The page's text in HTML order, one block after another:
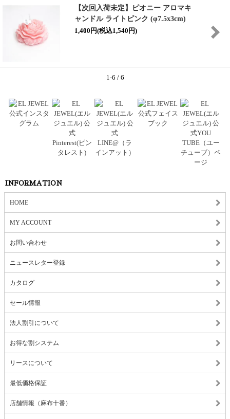
【次回入荷未定】ピオニー アロマキ
ャンドル ライトピンク (φ7.5x3cm)
1,400円(税込1,540円)
1-6 / 6
INFORMATION
HOME
MY ACCOUNT
お問い合わせ
ニュースレター登録
カタログ
セール情報
法人割引について
お得な割システム
リースについて
最低価格保証
店舗情報（麻布十番）